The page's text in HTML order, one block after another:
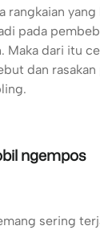
rangkaian yang
pada
Maka dari itu
dan rasakan
ngempos
sering